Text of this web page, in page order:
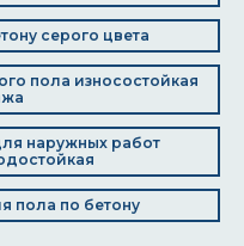
серого цвета
пола износостойкая
наружных работ
пола по бетону